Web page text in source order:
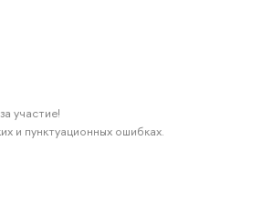
участие!
и пунктуационных ошибках.